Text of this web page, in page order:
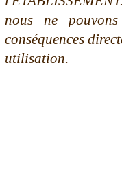
nous ne
conséquences
utilisation.